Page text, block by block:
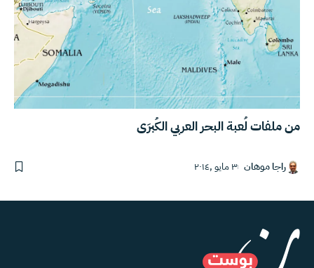
من ملفات لُعبة البحر العربي الكُبرَى
راجا موهان ٣ مايو ,٢٠١٤